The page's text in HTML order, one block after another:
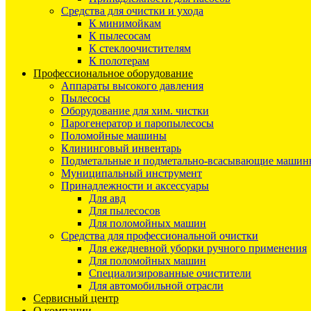
Средства для очистки и ухода
К минимойкам
К пылесосам
К стеклоочистителям
К полотерам
Профессиональное оборудование
Аппараты высокого давления
Пылесосы
Оборудование для хим. чистки
Парогенератор и паропылесосы
Поломойные машины
Клининговый инвентарь
Подметальные и подметально-всасывающие
Муниципальный инструмент
Принадлежности и аксессуары
Для авд
Для пылесосов
Для поломойных машин
Средства для профессиональной очистки
Для ежедневной уборки ручного применения
Для поломойных машин
Специализированные очистители
Для автомобильной отрасли
Сервисный центр